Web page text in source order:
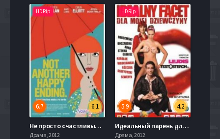
HDRip
6.1
6.7
Не просто счастливый конец (2013)
Драма, 2012
HDRip
4.2
5.9
Идеальный парень для моей девушки (2009)
Драма, 2012